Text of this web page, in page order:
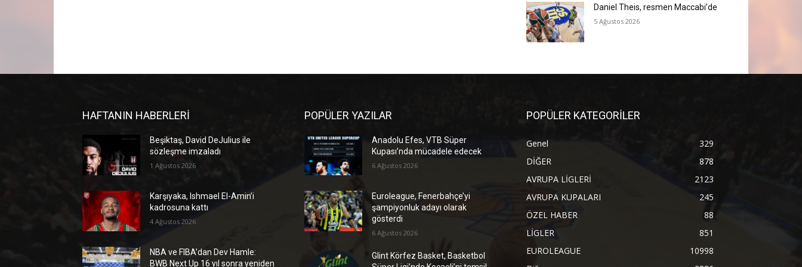
Daniel Theis, resmen Maccabi’de
5 Ağustos 2026
HAFTANIN HABERLERİ
Beşiktaş, David DeJulius ile
sözleşme imzaladı
1 Ağustos 2026
Karşıyaka, Ishmael El-Amin’i
kadrosuna kattı
4 Ağustos 2026
NBA ve FIBA’dan Dev Hamle:
BWB Next Up 16 yıl sonra yeniden
POPÜLER YAZILAR
Anadolu Efes, VTB Süper
Kupası’nda mücadele edecek
6 Ağustos 2026
Euroleague, Fenerbahçe’yi
şampiyonluk adayı olarak
gösterdi
6 Ağustos 2026
Glint Körfez Basket, Basketbol
POPÜLER KATEGORİLER
Genel
329
DİĞER
878
AVRUPA LİGLERİ
2123
AVRUPA KUPALARI
245
ÖZEL HABER
88
LİGLER
851
EUROLEAGUE
10998